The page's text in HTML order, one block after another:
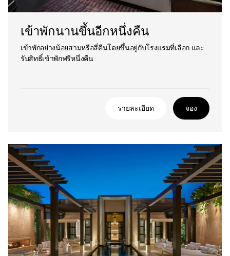
เข้าพักนานขึ้นอีกหนึ่งคืน
เข้าพักอย่างน้อยสามหรือสี่คืนโดยขึ้นอยู่กับโรงแรมที่เลือก และ
รับสิทธิ์เข้าพักฟรีหนึ่งคืน
รายละเอียด จอง